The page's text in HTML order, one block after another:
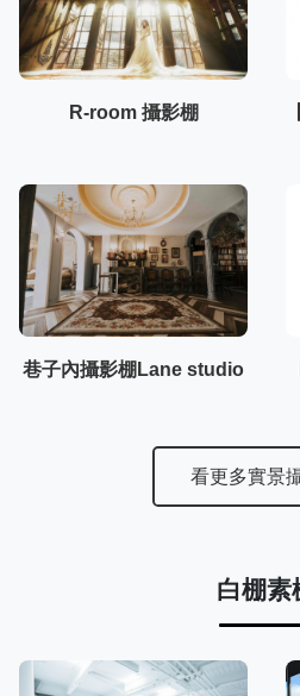
R-room 攝影棚
巷子內攝影棚Lane studio
看更多實景
白棚素